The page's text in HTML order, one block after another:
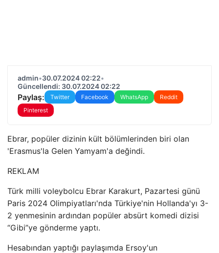
admin•30.07.2024 02:22•
Güncellendi: 30.07.2024 02:22
Paylaş: Twitter Facebook WhatsApp
Reddit
Pinterest
Ebrar, popüler dizinin kült bölümlerinden biri olan
'Erasmus'la Gelen Yamyam'a değindi.
REKLAM
Türk milli voleybolcu Ebrar Karakurt, Pazartesi günü
Paris 2024 Olimpiyatları'nda Türkiye'nin Hollanda'yı 3-
2 yenmesinin ardından popüler absürt komedi dizisi
“Gibi”ye gönderme yaptı.
Hesabından yaptığı paylaşımda Ersoy'un